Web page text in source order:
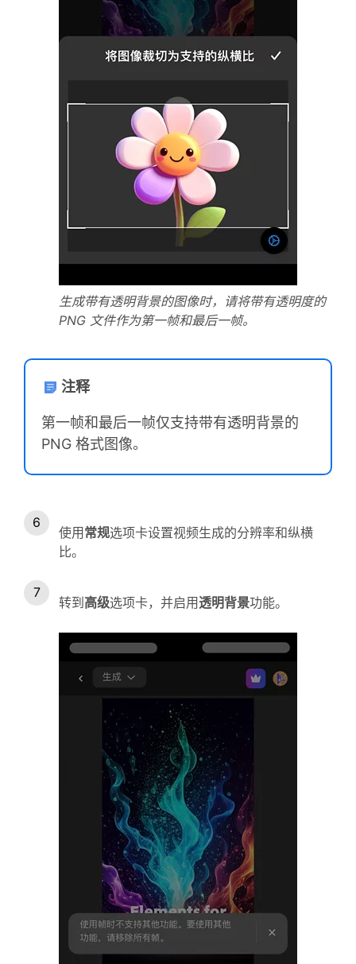
生成带有透明背景的图像时，请将带有透明度的
PNG 文件作为第一帧和最后一帧。
注释
第一帧和最后一帧仅支持带有透明背景的
PNG 格式图像。
使用常规选项卡设置视频生成的分辨率和纵横
比。
转到高级选项卡，并启用透明背景功能。